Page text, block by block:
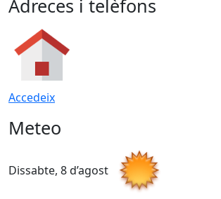
Adreces i telèfons
Accedeix
Meteo
Dissabte, 8 d’agost